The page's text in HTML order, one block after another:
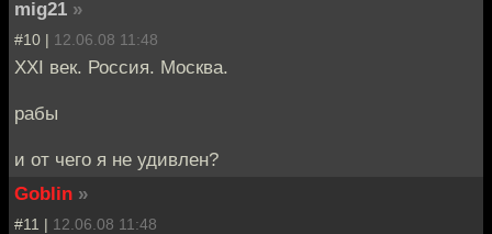
mig21 »
#10 | 12.06.08 11:48
XXI век. Россия. Москва.
рабы
и от чего я не удивлен?
Goblin »
#11 | 12.06.08 11:48